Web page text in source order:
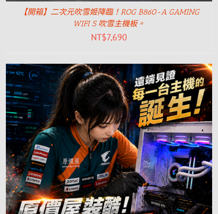
【開箱】二次元吹雪姬降臨！ROG B860-A GAMING
WIFI S 吹雪主機板。
NT$7,690